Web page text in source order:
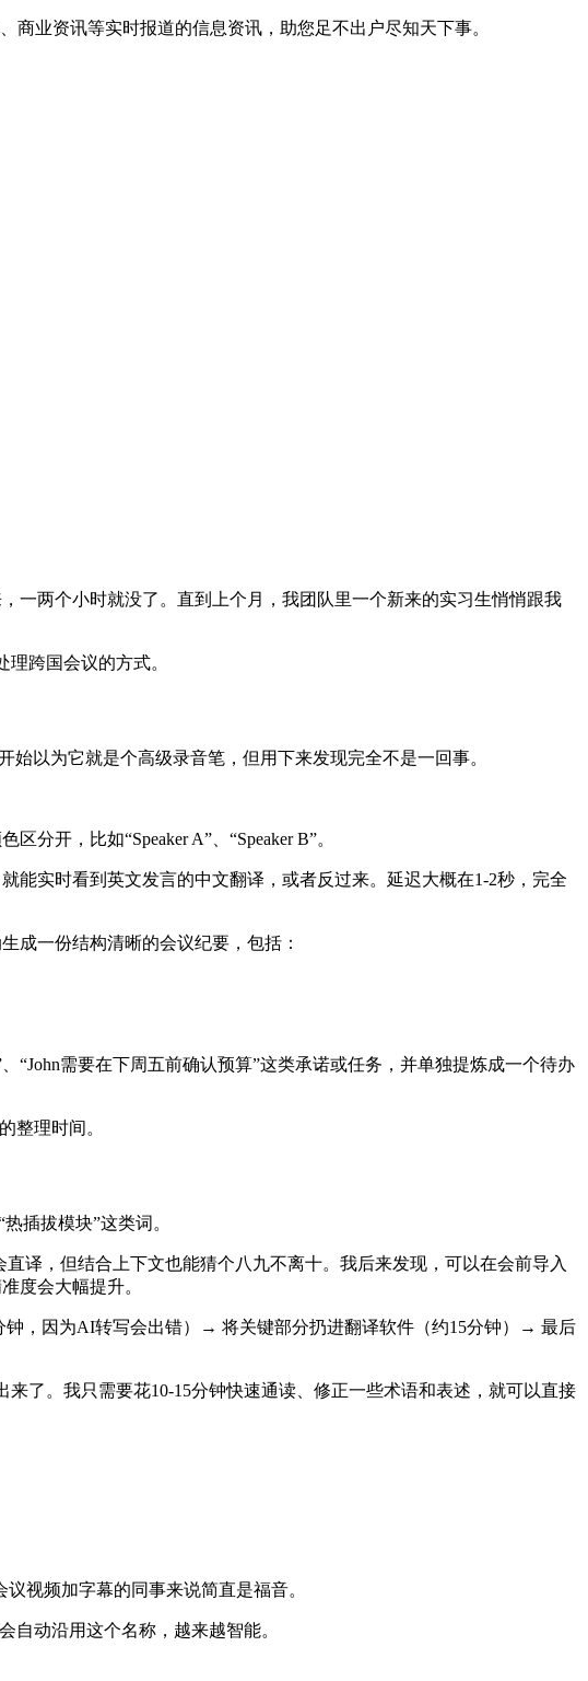
业资讯等实时报道的信息资讯，助您足不出户尽知天下事。
一两个小时就没了。直到上个月，我团队里一个新来的实习生悄悄跟我
跨国会议的方式。
以为它就是个高级录音笔，但用下来发现完全不是一回事。
分开，比如“Speaker A”、“Speaker B”。
能实时看到英文发言的中文翻译，或者反过来。延迟大概在1-2秒，完全
成一份结构清晰的会议纪要，包括：
“John需要在下周五前确认预算”这类承诺或任务，并单独提炼成一个待办
整理时间。
插拔模块”这类词。
译，但结合上下文也能猜个八九不离十。我后来发现，可以在会前导入
度会大幅提升。
钟，因为AI转写会出错）→ 将关键部分扔进翻译软件（约15分钟）→ 最后
了。我只需要花10-15分钟快速通读、修正一些术语和表述，就可以直接
视频加字幕的同事来说简直是福音。
自动沿用这个名称，越来越智能。